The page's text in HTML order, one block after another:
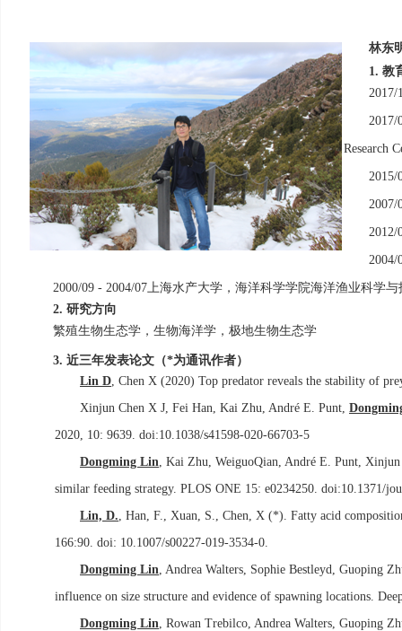
林东
1. 教
2017/
Research
2012/
2004/
2000/09 - 2004/07 上海水产大学，海洋科学学院海洋渔业科学
2. 研究方向
繁殖生物生态学，生物海洋学，极地生物生态学
3. 近三年发表论文（*为通讯作者）
Lin D, Chen X (2020) Top predator reveals the stability of
Xinjun Chen X J, Fei Han, Kai Zhu, André E. Punt,
2020, 10: 9639. doi:10.1038/s41598-020-66703-5
Dongming Lin, Kai Zhu, WeiguoQian, André E. Punt,
similar feeding strategy. PLOS ONE 15: e0234250. doi:10.1371/
Lin, D., Han, F., Xuan, S., Chen, X (*). Fatty acid
166:90. doi: 10.1007/s00227-019-3534-0.
Dongming Lin, Andrea Walters, Sophie Bestleyd, Guoping
influence on size structure and evidence of spawning locations.
Dongming Lin, Rowan Trebilco, Andrea Walters, Guoping